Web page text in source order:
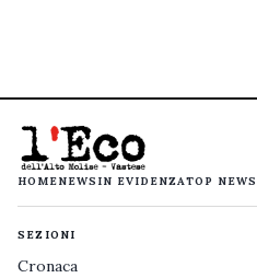
HOMENEWS IN EVIDENZATOP NEWS
SEZIONI
Cronaca